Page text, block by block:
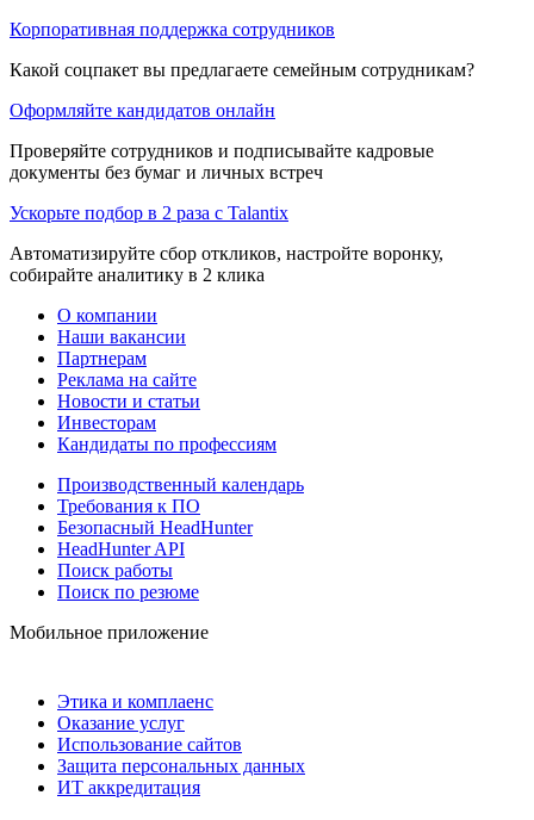
Корпоративная поддержка сотрудников
Какой соцпакет вы предлагаете семейным сотрудникам?
Оформляйте кандидатов онлайн
Проверяйте сотрудников и подписывайте кадровые
документы без бумаг и личных встреч
Ускорьте подбор в 2 раза с Talantix
Автоматизируйте сбор откликов, настройте воронку,
собирайте аналитику в 2 клика
О компании
Наши вакансии
Партнерам
Реклама на сайте
Новости и статьи
Инвесторам
Кандидаты по профессиям
Производственный календарь
Требования к ПО
Безопасный HeadHunter
HeadHunter API
Поиск работы
Поиск по резюме
Мобильное приложение
Этика и комплаенс
Оказание услуг
Использование сайтов
Защита персональных данных
ИТ аккредитация